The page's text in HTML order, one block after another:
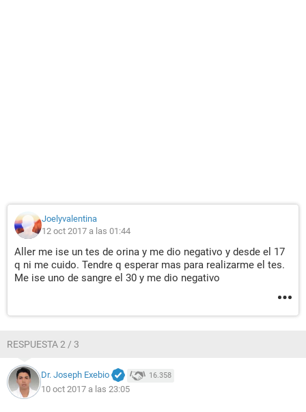
Joelyvalentina
12 oct 2017 a las 01:44
Aller me ise un tes de orina y me dio negativo y desde el 17
q ni me cuido. Tendre q esperar mas para realizarme el tes.
Me ise uno de sangre el 30 y me dio negativo
RESPUESTA 2 / 3
Dr. Joseph Exebio 16.358
10 oct 2017 a las 23:05